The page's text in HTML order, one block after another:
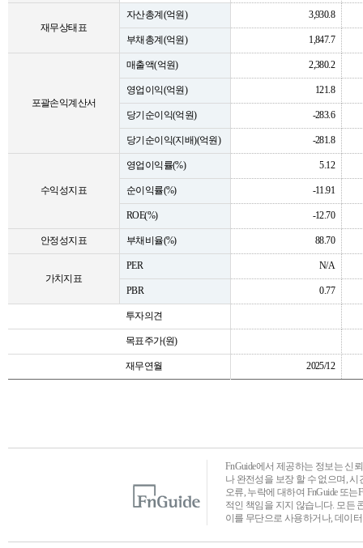
FnGuide에서 제공하는 정보는 신
나 완전성을 보장 할 수 없으며,
오류, 누락에 대하여 FnGuide 또
적인 책임을 지지 않습니다. 모든
이를 무단으로 사용하거나, 데이